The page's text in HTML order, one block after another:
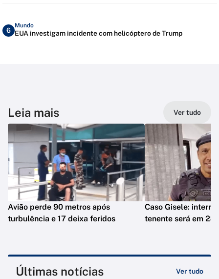
6
Mundo
EUA investigam incidente com helicóptero de Trump
Leia mais Ver tudo
Avião perde 90 metros após
turbulência e 17 deixa feridos
Caso Gisele:
tenente será em 28
Últimas notícias Ver tudo